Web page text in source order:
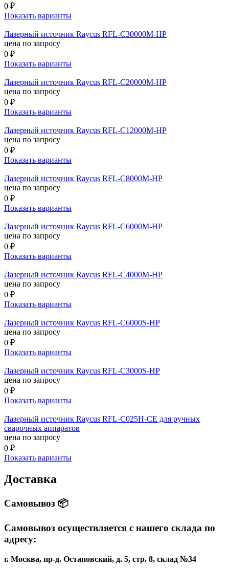
0 ₽
Показать варианты
Лазерный источник Raycus RFL-C30000M-HP
цена по запросу
0 ₽
Показать варианты
Лазерный источник Raycus RFL-C20000M-HP
цена по запросу
0 ₽
Показать варианты
Лазерный источник Raycus RFL-C12000M-HP
цена по запросу
0 ₽
Показать варианты
Лазерный источник Raycus RFL-C8000M-HP
цена по запросу
0 ₽
Показать варианты
Лазерный источник Raycus RFL-C6000M-HP
цена по запросу
0 ₽
Показать варианты
Лазерный источник Raycus RFL-C4000M-HP
цена по запросу
0 ₽
Показать варианты
Лазерный источник Raycus RFL-C6000S-HP
цена по запросу
0 ₽
Показать варианты
Лазерный источник Raycus RFL-C3000S-HP
цена по запросу
0 ₽
Показать варианты
Лазерный источник Raycus RFL-C025H-CE для ручных
сварочных аппаратов
цена по запросу
0 ₽
Показать варианты
Доставка
Самовывоз 📦
Самовывоз осуществляется с нашего склада по
адресу:
г. Москва, пр-д. Остаповский, д. 5, стр. 8, склад №34